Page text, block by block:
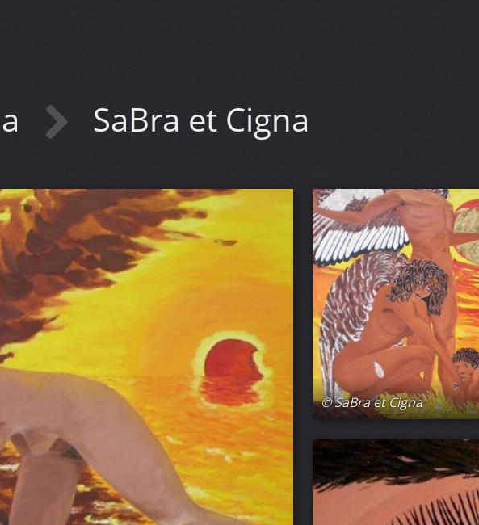
SaBra et Cigna
© SaBra et Cigna